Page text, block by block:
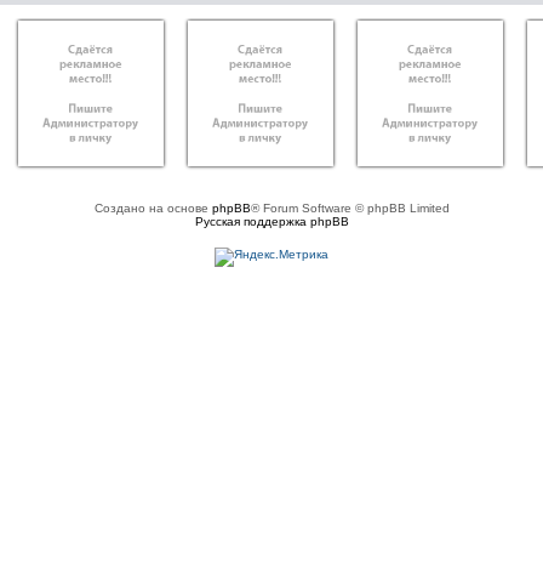
Создано на основе phpBB® Forum Software © phpBB Limited
Русская поддержка phpBB